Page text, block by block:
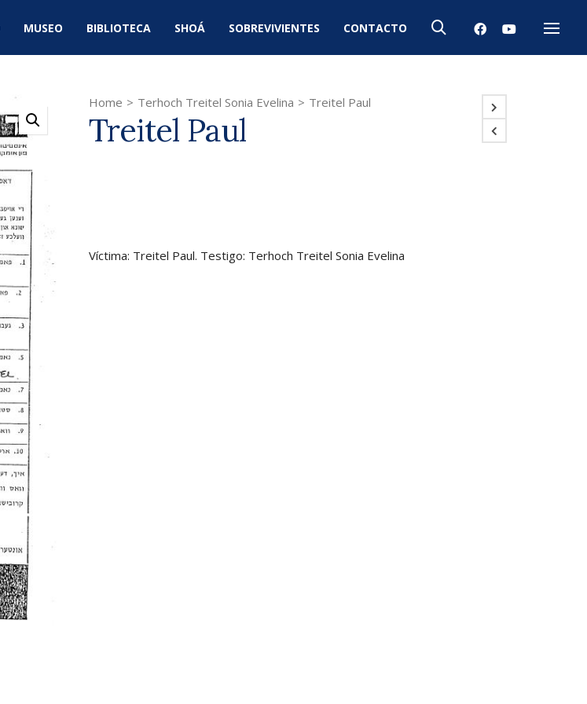
MUSEO BIBLIOTECA SHOÁ SOBREVIVIENTES CONTACTO
Menú
Home > Terhoch Treitel Sonia Evelina > Treitel Paul
Treitel Paul
Víctima: Treitel Paul. Testigo: Terhoch Treitel Sonia Evelina